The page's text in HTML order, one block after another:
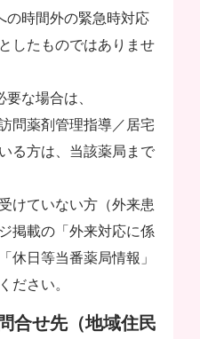
の時間外の緊急時対応
したものではありませ
な場合は、
問薬剤管理指導／居宅
る方は、当該薬局まで
けていない方（外来患
掲載の「外来対応に係
休日等当番薬局情報」
ださい。
合せ先（地域住民